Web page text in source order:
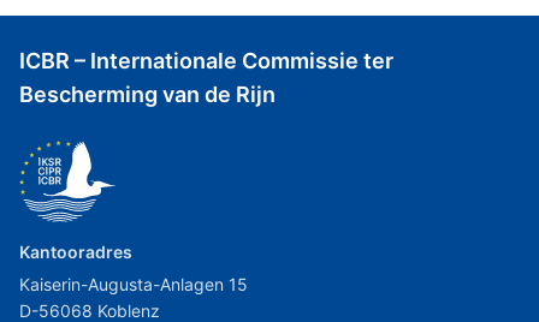
ICBR – Internationale Commissie ter
Bescherming van de Rijn
Kantooradres
Kaiserin-Augusta-Anlagen 15
D-56068 Koblenz